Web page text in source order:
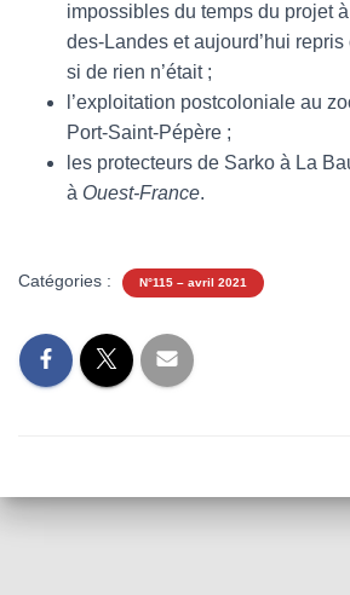
impossibles du temps du projet
des-Landes et aujourd’hui repris
si de rien n’était ;
l’exploitation postcoloniale au
Port-Saint-Pépère ;
les protecteurs de Sarko à La
à Ouest-France.
Catégories : N°115 – avril 2021